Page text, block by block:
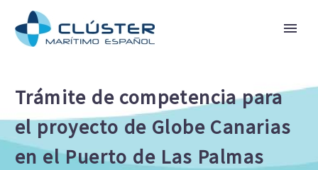
Trámite de competencia para
el proyecto de Globe Canarias
en el Puerto de Las Palmas